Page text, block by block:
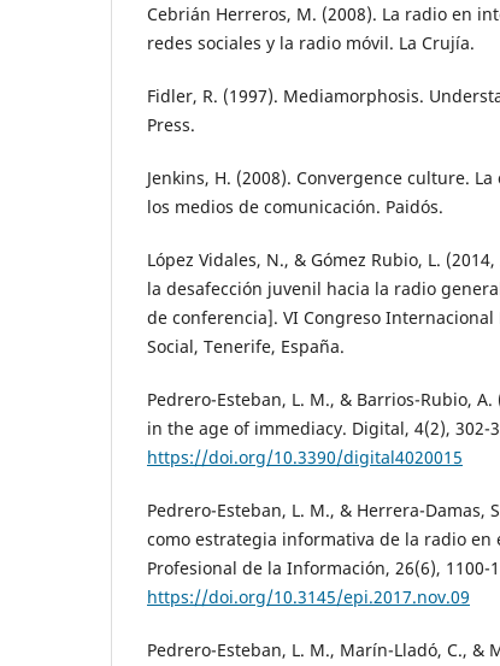
Cebrián Herreros, M. (2008). La radio en
redes sociales y la radio móvil. La Crujía.
Fidler, R. (1997). Mediamorphosis.
Press.
Jenkins, H. (2008). Convergence culture.
los medios de comunicación. Paidós.
López Vidales, N., & Gómez Rubio, L.
la desafección juvenil hacia la radio
de conferencia]. VI Congreso Internacional
Social, Tenerife, España.
Pedrero-Esteban, L. M., & Barrios-Rubio,
in the age of immediacy. Digital, 4(2), 302-
https://doi.org/10.3390/digital4020015
Pedrero-Esteban, L. M., & Herrera-Damas,
como estrategia informativa de la radio en
Profesional de la Información, 26(6), 1100-
https://doi.org/10.3145/epi.2017.nov.09
Pedrero-Esteban, L. M., Marín-Lladó, C., &